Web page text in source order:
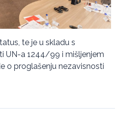
te je u skladu s
UN-a 1244/99 i mišljenjem
o proglašenju nezavisnosti